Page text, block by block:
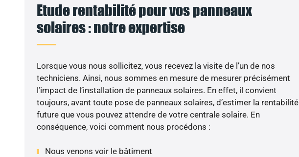
Etude rentabilité pour vos panneaux
solaires : notre expertise
Lorsque vous nous sollicitez, vous recevez la visite de l’un de nos
techniciens. Ainsi, nous sommes en mesure de mesurer précisément
l’impact de l’installation de panneaux solaires. En effet, il convient
toujours, avant toute pose de panneaux solaires, d’estimer la rentabilité
future que vous pouvez attendre de votre centrale solaire. En
conséquence, voici comment nous procédons :
Nous venons voir le bâtiment